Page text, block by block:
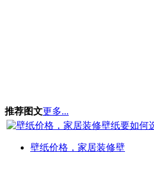
推荐图文更多...
壁纸价格，家居装修壁